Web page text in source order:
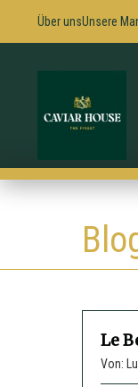
Über unsUnsere
Le
Von: